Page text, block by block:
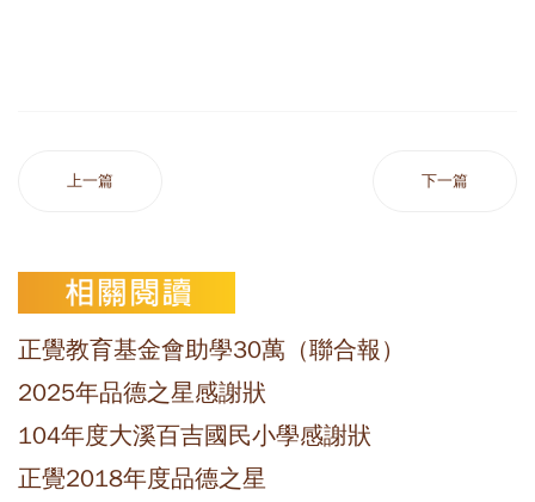
上一篇 下一篇
正覺教育基金會助學30萬（聯合報）
2025年品德之星感謝狀
104年度大溪百吉國民小學感謝狀
正覺2018年度品德之星